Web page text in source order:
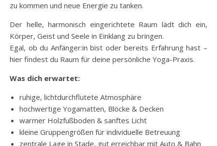
zu kommen und neue Energie zu tanken.
Der helle, harmonisch eingerichtete Raum lädt dich ein,
Körper, Geist und Seele in Einklang zu bringen.
Egal, ob du Anfänger:in bist oder bereits Erfahrung hast –
hier findest du Raum für deine persönliche Yoga-Praxis.
Was dich erwartet:
ruhige, lichtdurchflutete Atmosphäre
hochwertige Yogamatten, Blöcke & Decken
warmer Holzfußboden & sanftes Licht
kleine Gruppengrößen für individuelle Betreuung
zentrale Lage in Stade, gut erreichbar mit Auto & Bahn